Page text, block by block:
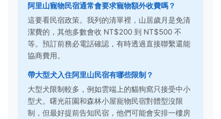
阿里山寵物民宿通常會要求寵物額外收費嗎？
這要看民宿政策。我列的清單裡，山居歲月是免清
潔費的，其他多數會收 NT$200 到 NT$500 不
等。預訂前務必電話確認，有時透過直接聯繫還能
協商費用。
帶大型犬入住阿里山民宿有哪些限制？
大型犬限制較多，例如雲端上的貓狗窩只接受中小
型犬。曙光莊園和森林小屋寵物民宿對體型沒限
制，但最好提前告知民宿，他們可能會安排一樓房